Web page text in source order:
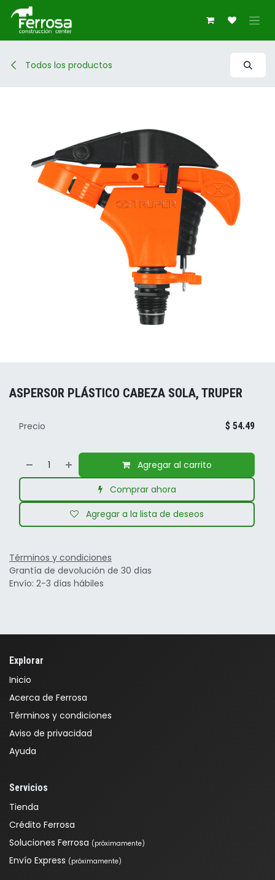
Ir al contenido
Todos los productos
ASPERSOR PLÁSTICO CABEZA SOLA, TRUPER
Agregar al carrito
Comprar ahora
Agregar a la lista de deseos
Precio $ 54.49
Términos y condiciones
Grantía de devolución de 30 días
Envío: 2-3 días hábiles
Explorar
Inicio
Acerca de Ferrosa
Términos y condiciones
Aviso de privacidad
Ayuda
Servicios
Tienda
Crédito Ferrosa
Soluciones Ferrosa (próximamente)
Envío Express (próximamente)